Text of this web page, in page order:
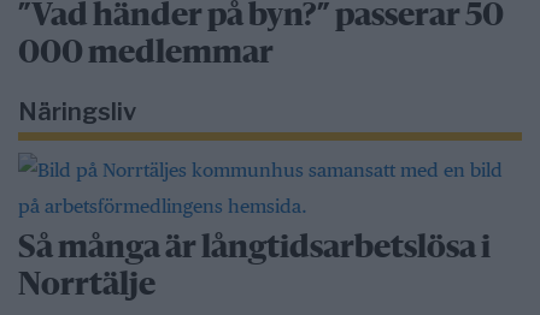
”Vad händer på byn?” passerar 50
000 medlemmar
Näringsliv
Så många är långtidsarbetslösa i
Norrtälje